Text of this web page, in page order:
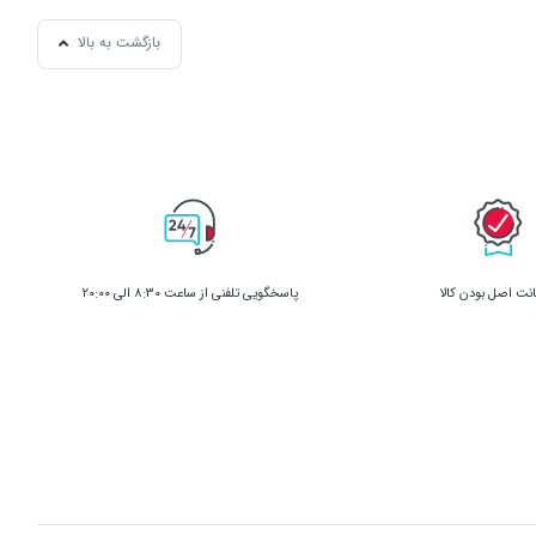
بازگشت به بالا
اصل بودن کالا پاسخگویی تلفنی از ساعت 8:30 الی 20:00